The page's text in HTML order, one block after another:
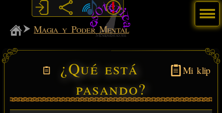
MiSabueso
Magia y Poder Mental
Mi klip
¿Qué está
pasando?
Menú